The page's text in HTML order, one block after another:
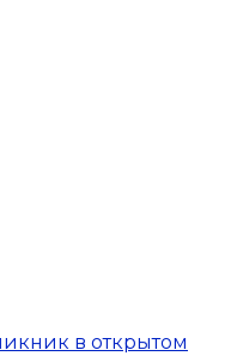
в открытом